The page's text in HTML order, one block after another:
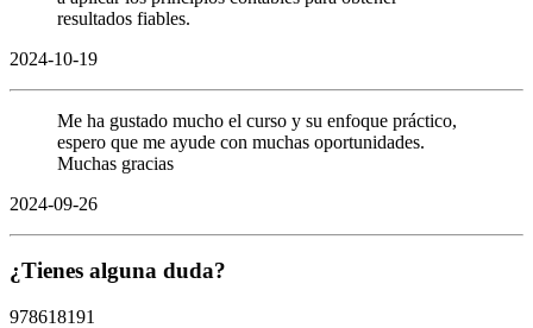
resultados fiables.
2024-10-19
Me ha gustado mucho el curso y su enfoque práctico,
espero que me ayude con muchas oportunidades.
Muchas gracias
2024-09-26
¿Tienes alguna duda?
978618191